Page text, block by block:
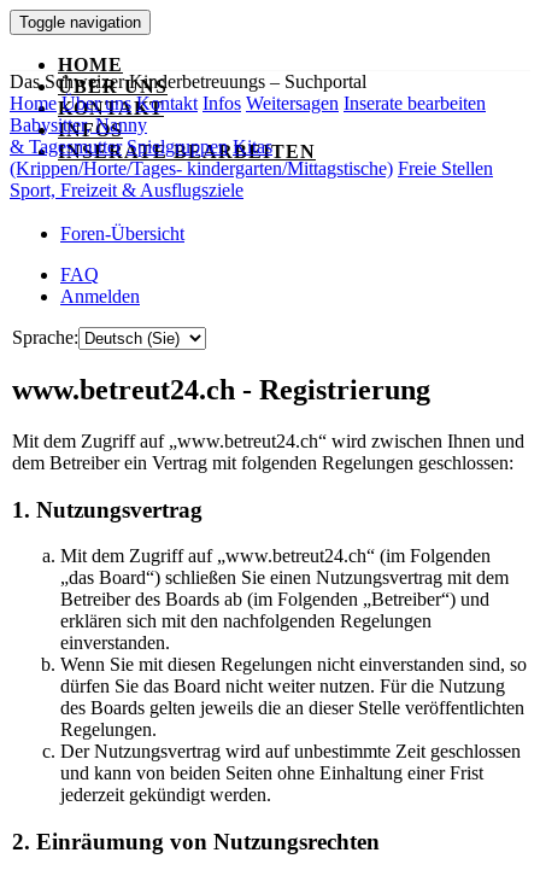
Toggle navigation
HOME
ÜBER UNS
KONTAKT
INFOS
INSERATE BEARBEITEN
Das Schweizer Kinderbetreuungs – Suchportal
Home Über uns Kontakt Infos Weitersagen Inserate bearbeiten
Babysitter, Nanny
& Tagesmutter Spielgruppen Kitas
(Krippen/Horte/Tages- kindergarten/Mittagstische) Freie Stellen
Sport, Freizeit & Ausflugsziele
Foren-Übersicht
FAQ
Anmelden
Sprache:
www.betreut24.ch - Registrierung
Mit dem Zugriff auf „www.betreut24.ch“ wird zwischen Ihnen und
dem Betreiber ein Vertrag mit folgenden Regelungen geschlossen:
1. Nutzungsvertrag
Mit dem Zugriff auf „www.betreut24.ch“ (im Folgenden
„das Board“) schließen Sie einen Nutzungsvertrag mit dem
Betreiber des Boards ab (im Folgenden „Betreiber“) und
erklären sich mit den nachfolgenden Regelungen
einverstanden.
Wenn Sie mit diesen Regelungen nicht einverstanden sind, so
dürfen Sie das Board nicht weiter nutzen. Für die Nutzung
des Boards gelten jeweils die an dieser Stelle veröffentlichten
Regelungen.
Der Nutzungsvertrag wird auf unbestimmte Zeit geschlossen
und kann von beiden Seiten ohne Einhaltung einer Frist
jederzeit gekündigt werden.
2. Einräumung von Nutzungsrechten